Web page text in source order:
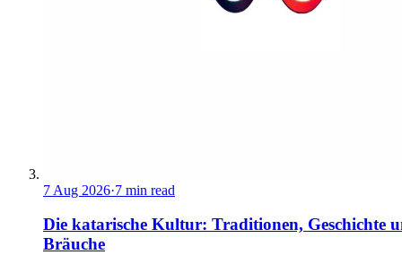
7 Aug 2026·7 min read
Die katarische Kultur: Traditionen, Geschichte
Bräuche